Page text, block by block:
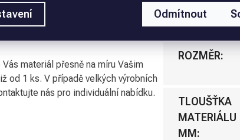
Odmítnout
podlepení nebo dělení desky
podle požadavků zákazníka a
materiál přesně na míru Vašim
od 1 ks. V případě velkých výrobních
nás pro individuální nabídku.
PODLEPENÍ:
ROZMĚR:
TLOUŠŤKA
MATERIÁLU
MM: